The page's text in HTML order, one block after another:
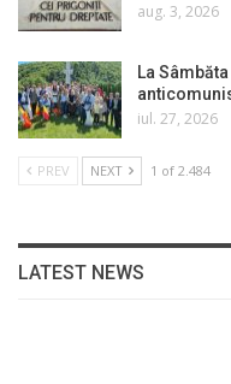
aug. 3, 2026
La
iul. 27, 2026
PREV NEXT 1 of 2.484
LATEST NEWS